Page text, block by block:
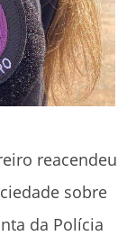
reacendeu
sobre
da Polícia